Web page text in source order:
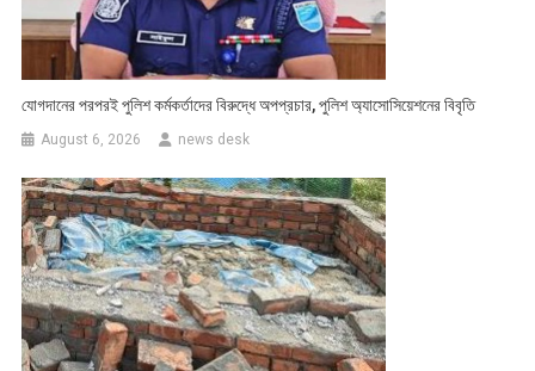
যোগদানের পরপরই পুলিশ কর্মকর্তাদের বিরুদ্ধে অপপ্রচার, পুলিশ অ্যাসোসিয়েশনের বিবৃতি
August 6, 2026 news desk